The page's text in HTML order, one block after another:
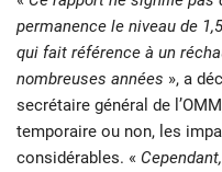
permanence le niveau de
qui fait référence à un
nombreuses années », a
secrétaire général de
temporaire ou non, les
considérables. «